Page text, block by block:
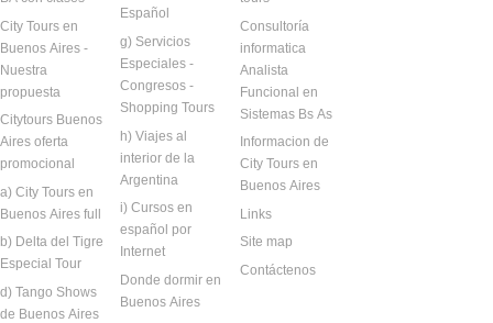
City Tours en
Buenos Aires -
Nuestra
propuesta
Citytours Buenos
Aires oferta
promocional
a) City Tours en
Buenos Aires full
b) Delta del Tigre
Especial Tour
d) Tango Shows
de Buenos Aires
Español
g) Servicios
Especiales -
Congresos -
Shopping Tours
h) Viajes al
interior de la
Argentina
i) Cursos en
español por
Internet
Donde dormir en
Buenos Aires
Consultoría
informatica
Analista
Funcional en
Sistemas Bs As
Informacion de
City Tours en
Buenos Aires
Links
Site map
Contáctenos